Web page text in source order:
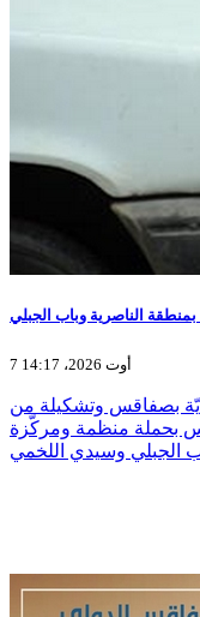
الناصرية وباب الجبلي
7 أوت 2026، 14:17
بصفاقس وتشكيلة من
بحملة منظمة ومركّزة